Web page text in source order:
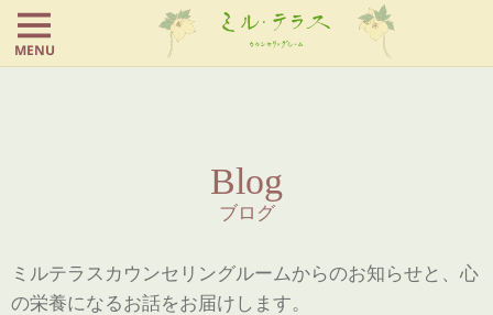
MENU
Blog
ブログ
ミルテラスカウンセリングルームからのお知らせと、心
の栄養になるお話をお届けします。